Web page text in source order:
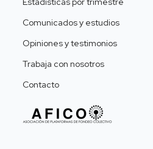
Comunicados y estudios
Opiniones y testimonios
Trabaja con nosotros
Contacto